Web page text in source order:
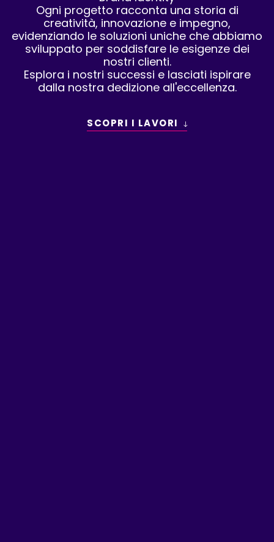
Ogni progetto racconta una storia di
creatività, innovazione e impegno,
evidenziando le soluzioni uniche che abbiamo
sviluppato per soddisfare le esigenze dei
nostri clienti.
Esplora i nostri successi e lasciati ispirare
dalla nostra dedizione all'eccellenza.
SCOPRI I LAVORI